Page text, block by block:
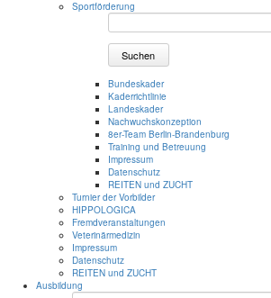
Sportförderung
Suchen
Bundeskader
Kaderrichtlinie
Landeskader
Nachwuchskonzeption
8er-Team Berlin-Brandenburg
Training und Betreuung
Impressum
Datenschutz
REITEN und ZUCHT
Turnier der Vorbilder
HIPPOLOGICA
Fremdveranstaltungen
Veterinärmedizin
Impressum
Datenschutz
REITEN und ZUCHT
Ausbildung